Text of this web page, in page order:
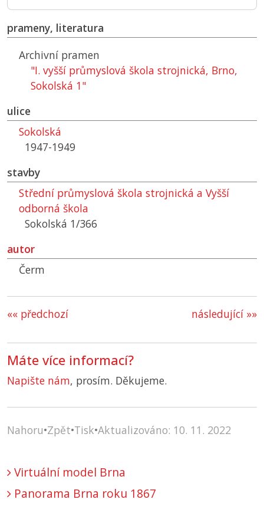
prameny, literatura
Archivní pramen
"I. vyšší průmyslová škola strojnická, Brno,
Sokolská 1"
ulice
Sokolská
1947-1949
stavby
Střední průmyslová škola strojnická a Vyšší
odborná škola
Sokolská 1/366
autor
Čerm
následující »»
«« předchozí
Máte více informací?
Napište nám, prosím. Děkujeme.
Nahoru•Zpět•Tisk•Aktualizováno: 10. 11. 2022
Virtuální model Brna
Panorama Brna roku 1867